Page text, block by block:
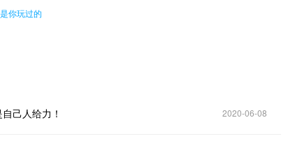
你玩过的
己人给力！ 2020-06-08